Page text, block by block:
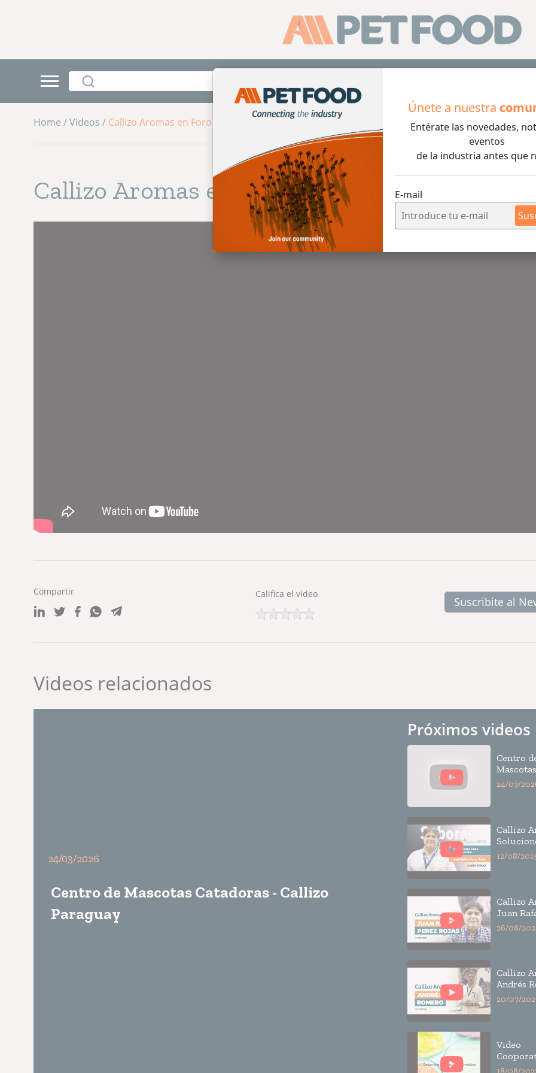
Únete a nuestra
Entérate las novedades,
eventos
de la industria antes que
E-mail
Home /Videos / Callizo Aromas en Foro Mascotas 2026
Callizo Aromas en Foro Mascotas 2026
Compartir Califica el video
Suscribite al
Videos relacionados
Próximos videos
24/03/2026
Centro de Mascotas Catadoras - Callizo
Paraguay
Centro
Mascotas
Callizo
24/03/
Callizo
la
12/08/
Callizo
Juan
Rojas
26/08/
Callizo
Andrés
20/07/
Video
Callizo
18/08/